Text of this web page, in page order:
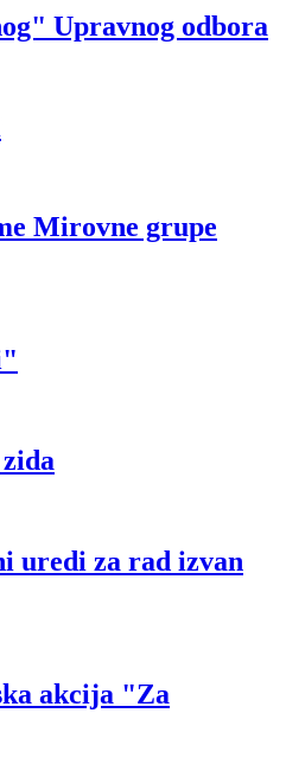
Upravnog odbora
Mirovne grupe
uredi za rad izvan
akcija "Za